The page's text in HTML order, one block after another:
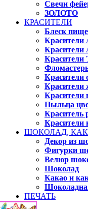
Свечи
ЗОЛОТО
КРАСИТЕЛИ
Блеск
Красители
Красители
Красители
Красители
Красители
Красители
Пыльца
Краситель
Красители
ШОКОЛАД,
Декор из
Фигурки
Велюр
Шоколад
Какао и
ПЕЧАТЬ